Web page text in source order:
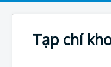
Tạp chí